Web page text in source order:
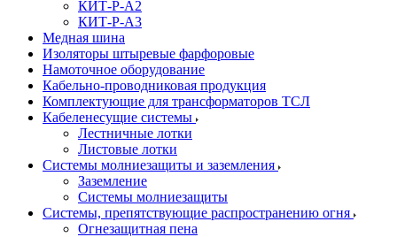
КИТ-Р-А2
КИТ-Р-А3
Медная шина
Изоляторы штыревые фарфоровые
Намоточное оборудование
Кабельно-проводниковая продукция
Комплектующие для трансформаторов ТСЛ
Кабеленесущие системы
Лестничные лотки
Листовые лотки
Системы молниезащиты и заземления
Заземление
Системы молниезащиты
Системы, препятствующие распространению огня
Огнезащитная пена